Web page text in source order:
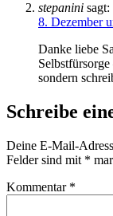
stepanini sagt:
8. Dezember
Danke liebe
sondern
Schreibe
Deine E-Mail-
Felder sind mit *
Kommentar *